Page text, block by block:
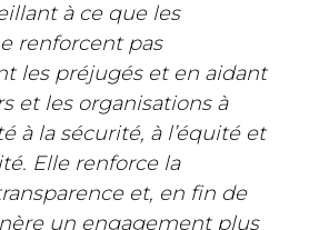
à ce que les
renforcent pas
les préjugés et en aidant
et les organisations à
à la sécurité, à l’équité et
Elle renforce la
et, en fin de
un engagement plus